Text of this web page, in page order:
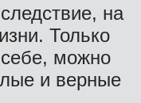
на
Только
можно
и верные